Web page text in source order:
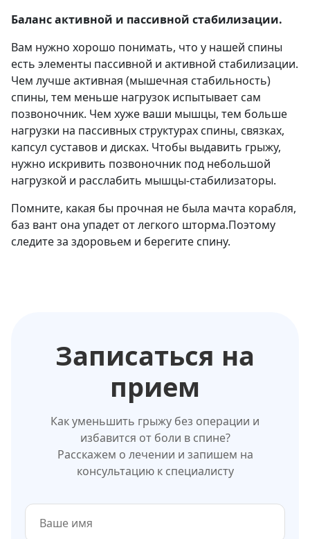
Баланс активной и пассивной стабилизации.
Вам нужно хорошо понимать, что у нашей спины
есть элементы пассивной и активной стабилизации.
Чем лучше активная (мышечная стабильность)
спины, тем меньше нагрузок испытывает сам
позвоночник. Чем хуже ваши мышцы, тем больше
нагрузки на пассивных структурах спины, связках,
капсул суставов и дисках. Чтобы выдавить грыжу,
нужно искривить позвоночник под небольшой
нагрузкой и расслабить мышцы-стабилизаторы.
Помните, какая бы прочная не была мачта корабля,
баз вант она упадет от легкого шторма.Поэтому
следите за здоровьем и берегите спину.
Записаться на
прием
Как уменьшить грыжу без операции и
избавится от боли в спине?
Расскажем о лечении и запишем на
консультацию к специалисту